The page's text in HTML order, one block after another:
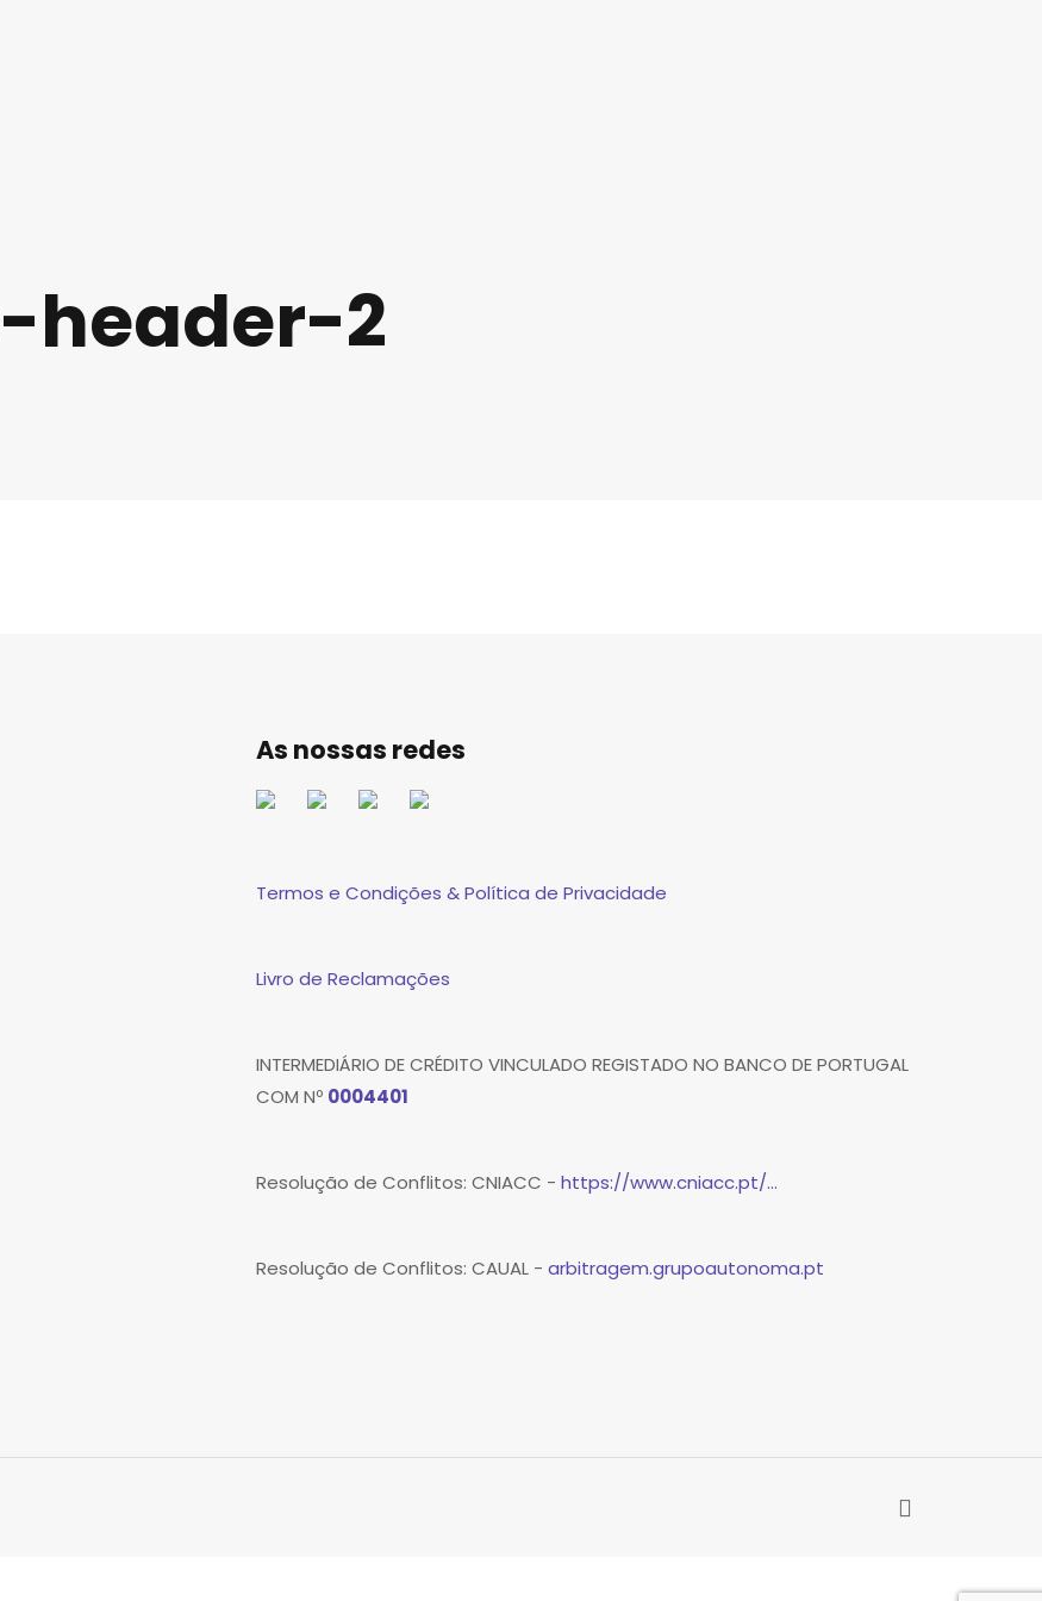
header-2
As nossas redes
Termos e Condições & Política de Privacidade
Livro de Reclamações
INTERMEDIÁRIO DE CRÉDITO VINCULADO REGISTADO NO BANCO DE PORTUGAL
COM Nº 0004401
Resolução de Conflitos: CNIACC - https://www.cniacc.pt/...
Resolução de Conflitos: CAUAL - arbitragem.grupoautonoma.pt